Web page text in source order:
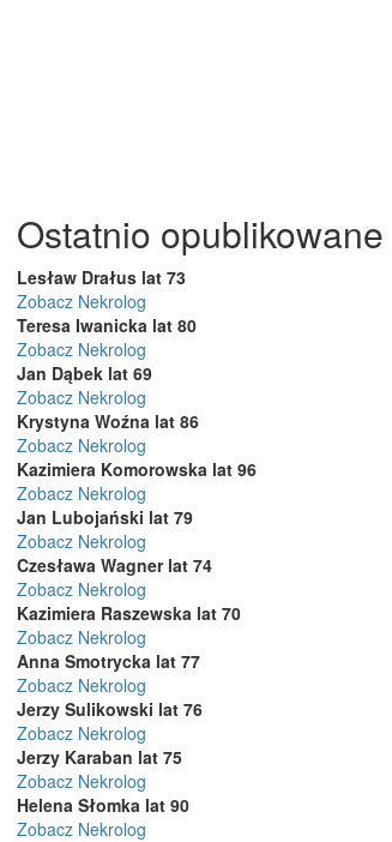
Ostatnio opublikowane
Lesław Drałus lat 73
Zobacz Nekrolog
Teresa Iwanicka lat 80
Zobacz Nekrolog
Jan Dąbek lat 69
Zobacz Nekrolog
Krystyna Woźna lat 86
Zobacz Nekrolog
Kazimiera Komorowska lat 96
Zobacz Nekrolog
Jan Lubojański lat 79
Zobacz Nekrolog
Czesława Wagner lat 74
Zobacz Nekrolog
Kazimiera Raszewska lat 70
Zobacz Nekrolog
Anna Smotrycka lat 77
Zobacz Nekrolog
Jerzy Sulikowski lat 76
Zobacz Nekrolog
Jerzy Karaban lat 75
Zobacz Nekrolog
Helena Słomka lat 90
Zobacz Nekrolog